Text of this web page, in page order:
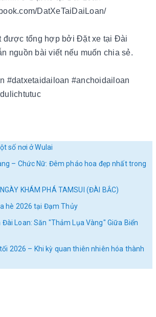
DatXeTaiDaiLoan/
được tổng hợp bởi Đặt xe tại Đài
nguồn bài viết nếu muốn chia sẻ.
#datxetaidailoan #anchoidailoan
số nơi ở Wulai
– Chức Nữ: Đêm pháo hoa đẹp nhất trong
NGÀY KHÁM PHÁ TAMSUI (ĐÀI BẮC)
hè 2026 tại Đạm Thủy
Đài Loan: Săn "Thảm Lụa Vàng" Giữa Biển
2026 – Khi kỳ quan thiên nhiên hóa thành